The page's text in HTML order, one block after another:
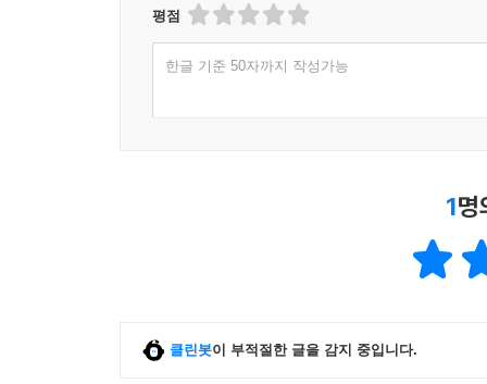
평점
한글 기준 50자까지 작성가능
1명
클린봇이 부적절한 글을 감지 중입니다.